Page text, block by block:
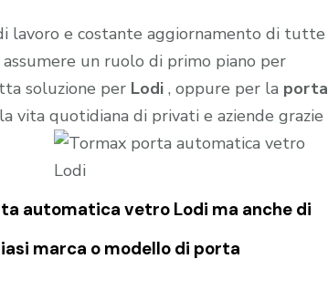
lavoro e costante aggiornamento di tutte
un ruolo di primo piano per
soluzione per Lodi , oppure per la porta
vita quotidiana di privati e aziende grazie
automatica vetro Lodi ma anche di
marca o modello di porta